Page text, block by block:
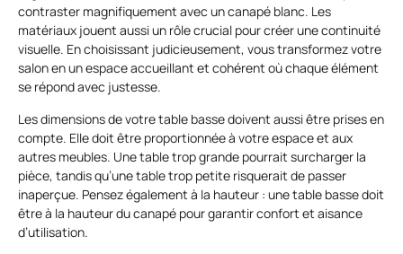
contraster magnifiquement avec un canapé blanc. Les
matériaux jouent aussi un rôle crucial pour créer une continuité
visuelle. En choisissant judicieusement, vous transformez votre
salon en un espace accueillant et cohérent où chaque élément
se répond avec justesse.
Les dimensions de votre table basse doivent aussi être prises en
compte. Elle doit être proportionnée à votre espace et aux
autres meubles. Une table trop grande pourrait surcharger la
pièce, tandis qu’une table trop petite risquerait de passer
inaperçue. Pensez également à la hauteur : une table basse doit
être à la hauteur du canapé pour garantir confort et aisance
d’utilisation.